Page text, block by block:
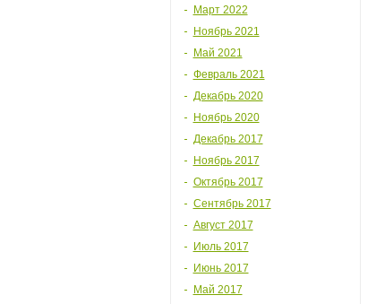
Март 2022
Ноябрь 2021
Май 2021
Февраль 2021
Декабрь 2020
Ноябрь 2020
Декабрь 2017
Ноябрь 2017
Октябрь 2017
Сентябрь 2017
Август 2017
Июль 2017
Июнь 2017
Май 2017